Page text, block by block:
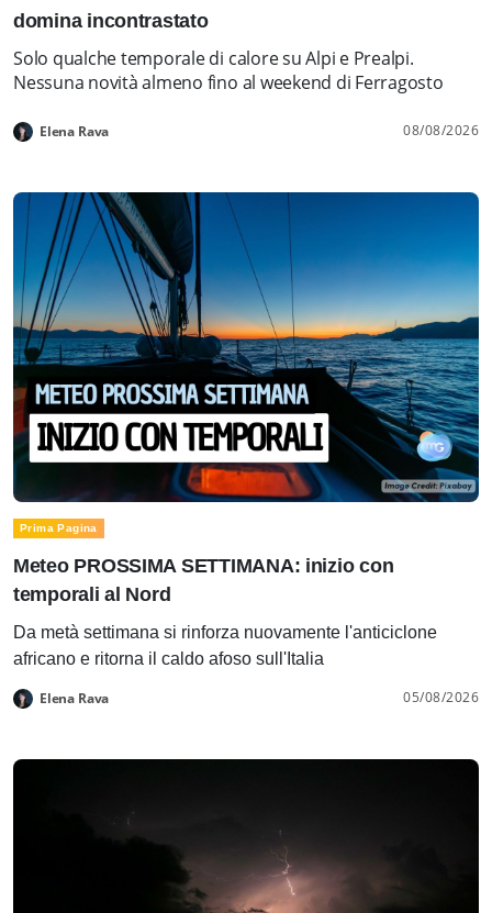
domina incontrastato
Solo qualche temporale di calore su Alpi e Prealpi.
Nessuna novità almeno fino al weekend di Ferragosto
Elena Rava 08/08/2026
Prima Pagina
Meteo PROSSIMA SETTIMANA: inizio con
temporali al Nord
Da metà settimana si rinforza nuovamente l'anticiclone
africano e ritorna il caldo afoso sull'Italia
Elena Rava 05/08/2026